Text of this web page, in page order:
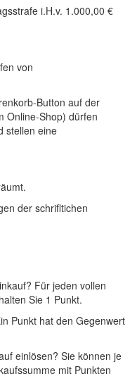
i.H.v. 1.000,00 €
von
Button auf der
Online-Shop) dürfen
stellen eine
der schrifltichen
Für jeden vollen
Sie 1 Punkt.
Punkt hat den Gegenwert
einlösen? Sie können je
mit Punkten